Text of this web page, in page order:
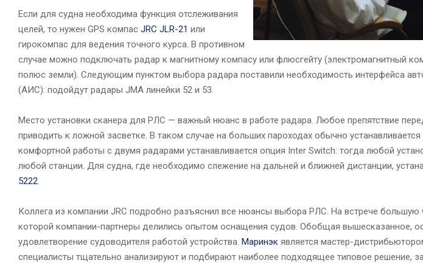
Если для судна необходима функция отслеживания
целей, то нужен GPS компас JRC JLR-21 или
гирокомпас для ведения точного курса. В противном
случае можно подключать радар к магнитному компасу или флюсгейту (электромагнитный
полюс земли). Следующим пунктом выбора радара поставили необходимость интерфейса
(АИС): подойдут радары JMA линейки 52 и 53.
Место установки сканера для РЛС — важный нюанс в работе радара. Любое препятствие
приводить к ложной засветке. В таком случае на больших пароходах обычно
комфортной работы с двумя радарами устанавливается опция Inter Switch: тогда любой
любой станции. Для судна, где необходимо слежение на дальней и ближней дистанции,
5222.
Коллега из компании JRC подробно разъяснил все нюансы выбора РЛС. На встрече большую
которой компании-партнеры делились опытом оснащения судов. Обобщая вышесказанное,
удовлетворение судоводителя работой устройства. Маринэк является мастер-
специалисты тщательно анализируют и подбирают наиболее подходящее типовое